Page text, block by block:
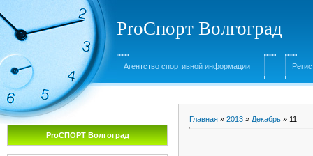
ProСпорт Волгоград
Агентство спортивной информации
ProСПОРТ Волгоград
Главная » 2013 » Декабрь » 11